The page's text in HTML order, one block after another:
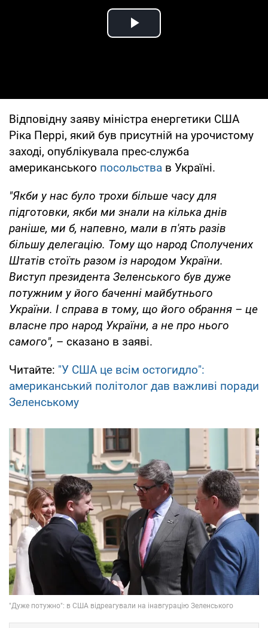
Play Video
Відповідну заяву міністра енергетики США
Ріка Перрі, який був присутній на урочистому
заході, опублікувала прес-служба
американського посольства в Україні.
"Якби у нас було трохи більше часу для
підготовки, якби ми знали на кілька днів
раніше, ми б, напевно, мали в п'ять разів
більшу делегацію. Тому що народ Сполучених
Штатів стоїть разом із народом України.
Виступ президента Зеленського був дуже
потужним у його баченні майбутнього
України. І справа в тому, що його обрання – це
власне про народ України, а не про нього
самого", – сказано в заяві.
Читайте: "У США це всім остогидло":
американський політолог дав важливі поради
Зеленському